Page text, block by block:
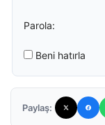
Parola:
Beni hatırla
Paylaş: